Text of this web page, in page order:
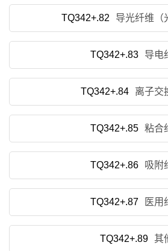
TQ342+.82 导光纤维（
TQ342+.83 导电
TQ342+.84 离子交
TQ342+.85 粘合
TQ342+.86 吸附
TQ342+.87 医用
TQ342+.89 其